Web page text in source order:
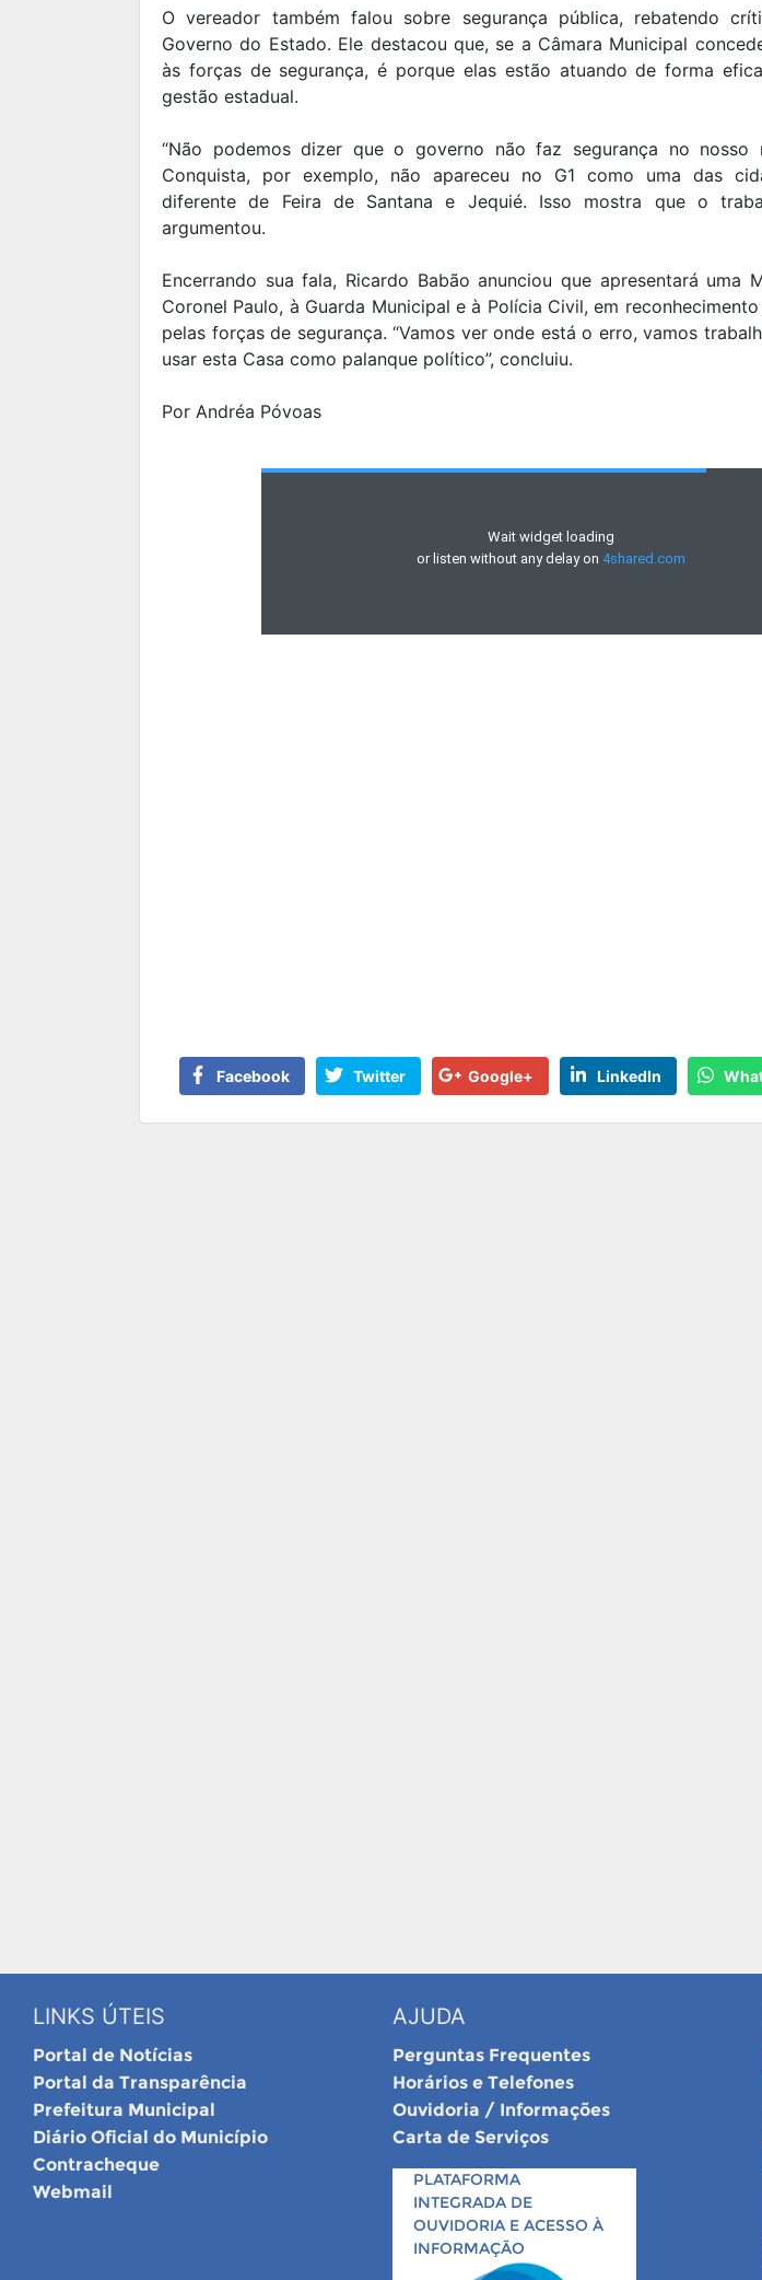
O vereador também falou sobre segurança pública, rebatendo
Governo do Estado. Ele destacou que, se a Câmara Municipal
às forças de segurança, é porque elas estão atuando de forma
gestão estadual.
“Não podemos dizer que o governo não faz segurança no nosso
Conquista, por exemplo, não apareceu no G1 como uma das
diferente de Feira de Santana e Jequié. Isso mostra que o
argumentou.
Encerrando sua fala, Ricardo Babão anunciou que apresentará uma
Coronel Paulo, à Guarda Municipal e à Polícia Civil, em
pelas forças de segurança. “Vamos ver onde está o erro, vamos
usar esta Casa como palanque político”, concluiu.
Por Andréa Póvoas
Facebook Twitter Google+ LinkedIn
LINKS ÚTEIS
Portal de Notícias
Portal da Transparência
Prefeitura Municipal
Diário Oficial do Município
Contracheque
Webmail
AJUDA
Perguntas Frequentes
Horários e Telefones
Ouvidoria / Informações
Carta de Serviços
PLATAFORMA
INTEGRADA DE
OUVIDORIA E ACESSO À
INFORMAÇÃO